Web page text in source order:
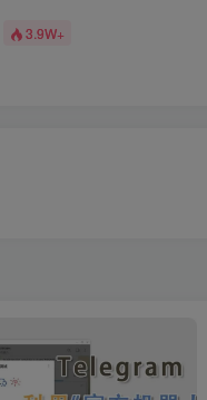
3.9W+